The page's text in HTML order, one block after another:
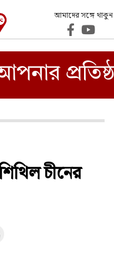
আমাদের সঙ্গে থাকুন
চীনের